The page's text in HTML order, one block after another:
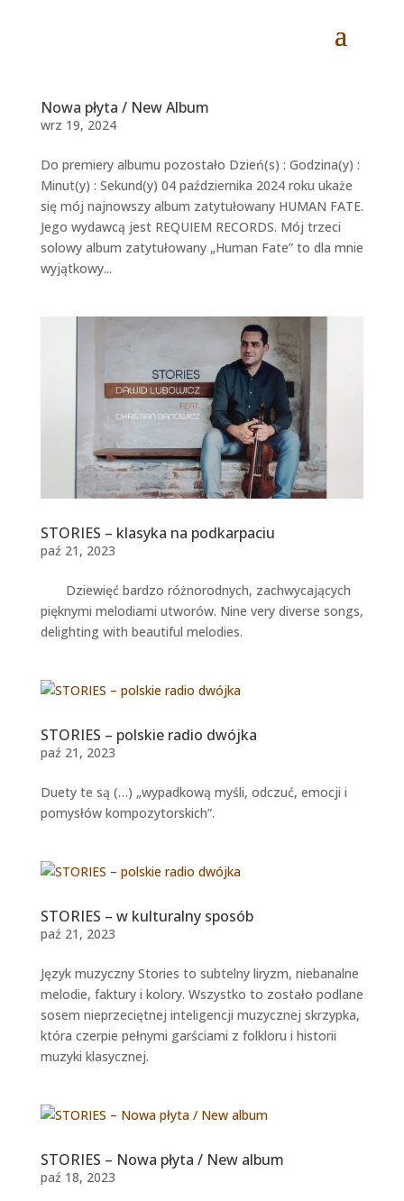
Nowa płyta / New Album
wrz 19, 2024
Do premiery albumu pozostało Dzień(s) : Godzina(y) :
Minut(y) : Sekund(y) 04 października 2024 roku ukaże
się mój najnowszy album zatytułowany HUMAN FATE.
Jego wydawcą jest REQUIEM RECORDS. Mój trzeci
solowy album zatytułowany „Human Fate” to dla mnie
wyjątkowy...
STORIES – klasyka na podkarpaciu
paź 21, 2023
Dziewięć bardzo różnorodnych, zachwycających
pięknymi melodiami utworów. Nine very diverse songs,
delighting with beautiful melodies.
STORIES – polskie radio dwójka
paź 21, 2023
Duety te są (…) „wypadkową myśli, odczuć, emocji i
pomysłów kompozytorskich”.
STORIES – w kulturalny sposób
paź 21, 2023
Język muzyczny Stories to subtelny liryzm, niebanalne
melodie, faktury i kolory. Wszystko to zostało podlane
sosem nieprzeciętnej inteligencji muzycznej skrzypka,
która czerpie pełnymi garściami z folkloru i historii
muzyki klasycznej.
STORIES – Nowa płyta / New album
paź 18, 2023